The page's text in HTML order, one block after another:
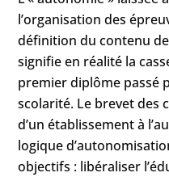
l’organisation des
définition du contenu
signifie en réalité la
premier diplôme passé
scolarité. Le brevet des
d’un établissement à
logique
objectifs : libéraliser